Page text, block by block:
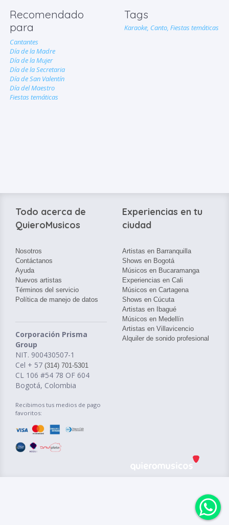
Recomendado
para
Cantantes
Día de la Madre
Día de la Mujer
Día de la Secretaria
Día de San Valentín
Día del Maestro
Fiestas temáticas
Tags
Karaoke, Canto, Fiestas temáticas
Todo acerca de
QuieroMusicos
Nosotros
Contáctanos
Ayuda
Nuevos artistas
Términos del servicio
Política de manejo de datos
Corporación Prisma
Group
NIT. 900430507-1
Cel + 57 (314) 701-5301
CL 106 #54 78 OF 604
Bogotá, Colombia
Recibimos tus medios de pago
favoritos:
Experiencias en tu
ciudad
Artistas en Barranquilla
Shows en Bogotá
Músicos en Bucaramanga
Experiencias en Cali
Músicos en Cartagena
Shows en Cúcuta
Artistas en Ibagué
Músicos en Medellín
Artistas en Villavicencio
Alquiler de sonido profesional